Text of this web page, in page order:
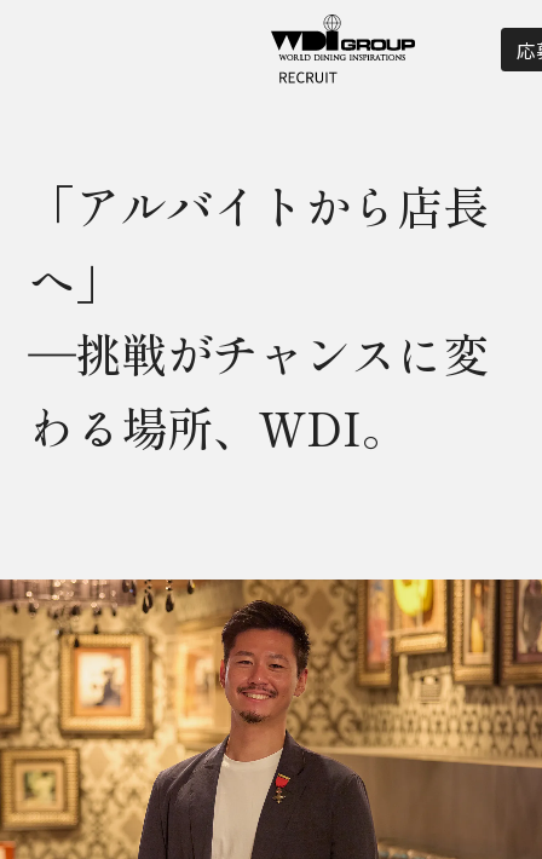
応
「アルバイトから店長
へ」
―挑戦がチャンスに変
わる場所、WDI。